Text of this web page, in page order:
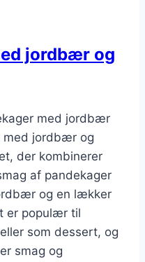
jordbær og
med jordbær
med jordbær og
der kombinerer
af pandekager
og en lækker
er populær til
som dessert, og
smag og